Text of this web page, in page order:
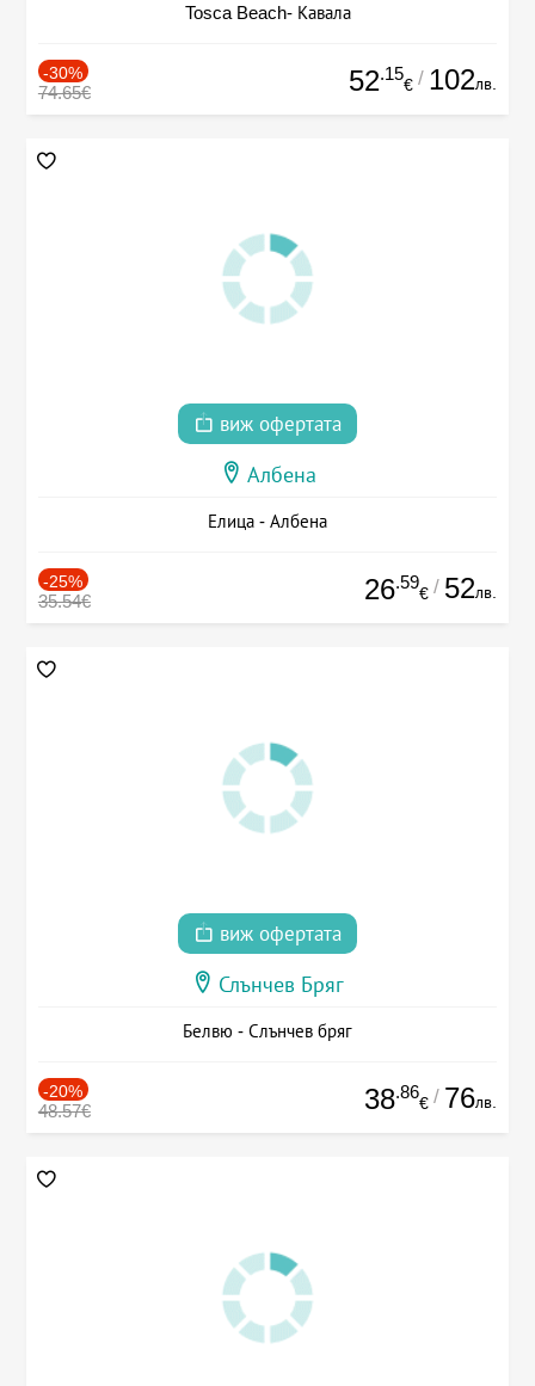
Tosca Beach- Кавала
-30%
74.65€ 52.15
€ / 102лв.
виж офертата
Албена
Елица - Албена
-25%
35.54€ 26.59
€ / 52лв.
виж офертата
Слънчев Бряг
Белвю - Слънчев бряг
-20%
48.57€ 38.86
€ / 76лв.